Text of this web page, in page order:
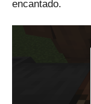
encantado.